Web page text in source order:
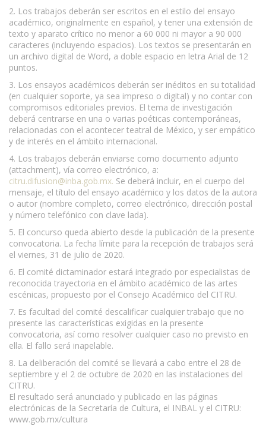
2. Los trabajos deberán ser escritos en el estilo del ensayo
académico, originalmente en español, y tener una extensión de
texto y aparato crítico no menor a 60 000 ni mayor a 90 000
caracteres (incluyendo espacios). Los textos se presentarán en
un archivo digital de Word, a doble espacio en letra Arial de 12
puntos.
3. Los ensayos académicos deberán ser inéditos en su totalidad
(en cualquier soporte, ya sea impreso o digital) y no contar con
compromisos editoriales previos. El tema de investigación
deberá centrarse en una o varias poéticas contemporáneas,
relacionadas con el acontecer teatral de México, y ser empático
y de interés en el ámbito internacional.
4. Los trabajos deberán enviarse como documento adjunto
(attachment), vía correo electrónico, a:
citru.difusion@inba.gob.mx. Se deberá incluir, en el cuerpo del
mensaje, el título del ensayo académico y los datos de la autora
o autor (nombre completo, correo electrónico, dirección postal
y número telefónico con clave lada).
5. El concurso queda abierto desde la publicación de la presente
convocatoria. La fecha límite para la recepción de trabajos será
el viernes, 31 de julio de 2020.
6. El comité dictaminador estará integrado por especialistas de
reconocida trayectoria en el ámbito académico de las artes
escénicas, propuesto por el Consejo Académico del CITRU.
7. Es facultad del comité descalificar cualquier trabajo que no
presente las características exigidas en la presente
convocatoria, así como resolver cualquier caso no previsto en
ella. El fallo será inapelable.
8. La deliberación del comité se llevará a cabo entre el 28 de
septiembre y el 2 de octubre de 2020 en las instalaciones del
CITRU.
El resultado será anunciado y publicado en las páginas
electrónicas de la Secretaría de Cultura, el INBAL y el CITRU:
www.gob.mx/cultura